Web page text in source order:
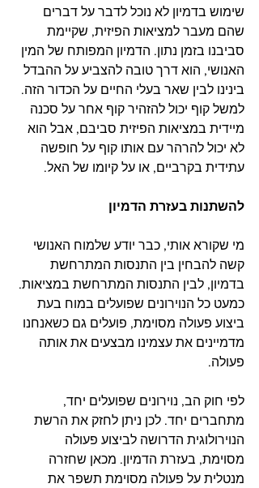
שימוש בדמיון לא נוכל לדבר על דברים
שהם מעבר למציאות הפיזית, שקיימת
סביבנו בזמן נתון. הדמיון המפותח של המין
האנושי, הוא דרך טובה להצביע על ההבדל
בינינו לבין שאר בעלי החיים על הכדור הזה.
למשל קוף יכול להזהיר קוף אחר על סכנה
מיידית במציאות הפיזית סביבם, אבל הוא
לא יכול להרהר עם אותו קוף על חופשה
עתידית בקרביים, או על קיומו של האל.
להשתנות בעזרת הדמיון
מי שקורא אותי, כבר יודע שלמוח האנושי
קשה להבחין בין התנסות המתרחשת
בדמיון, לבין התנסות המתרחשת במציאות.
כמעט כל הנוירונים שפועלים במוח בעת
ביצוע פעולה מסוימת, פועלים גם כשאנחנו
מדמיינים את עצמינו מבצעים את אותה
פעולה.
לפי חוק הב, נוירונים שפועלים יחד,
מתחברים יחד. לכן ניתן לחזק את הרשת
הנוירולוגית הדרושה לביצוע פעולה
מסוימת, בעזרת הדמיון. מכאן שחזרה
מנטלית על פעולה מסוימת תשפר את